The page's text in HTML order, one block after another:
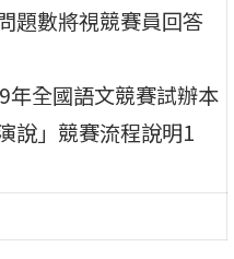
題數將視競賽員回答
年全國語文競賽試辦本
說」競賽流程說明1